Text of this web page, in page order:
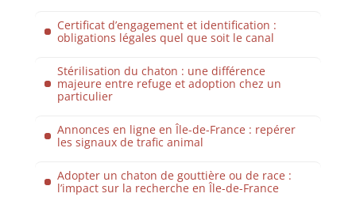
Certificat d’engagement et identification :
obligations légales quel que soit le canal
Stérilisation du chaton : une différence
majeure entre refuge et adoption chez un
particulier
Annonces en ligne en Île-de-France : repérer
les signaux de trafic animal
Adopter un chaton de gouttière ou de race :
l’impact sur la recherche en Île-de-France